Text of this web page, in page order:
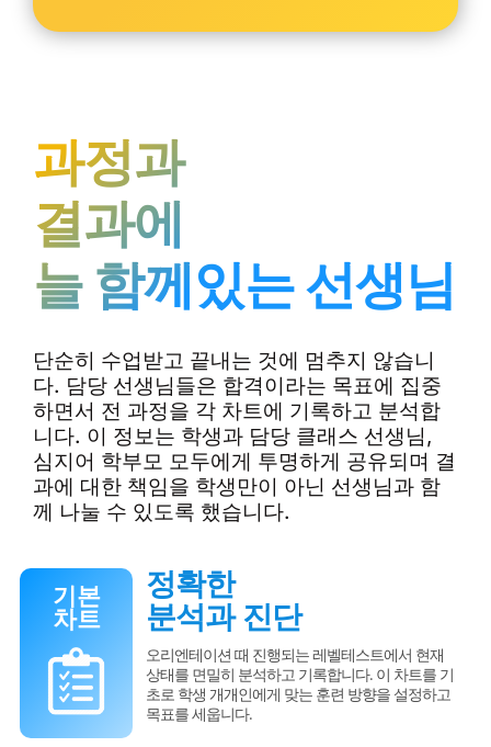
과정과
결과에
늘 함께있는 선생님
단순히 수업받고 끝내는 것에 멈추지 않습니
다. 담당 선생님들은 합격이라는 목표에 집중
하면서 전 과정을 각 차트에 기록하고 분석합
니다. 이 정보는 학생과 담당 클래스 선생님,
심지어 학부모 모두에게 투명하게 공유되며 결
과에 대한 책임을 학생만이 아닌 선생님과 함
께 나눌 수 있도록 했습니다.
기본
차트
정확한
분석과 진단
오리엔테이션 때 진행되는 레벨테스트에서 현재
상태를 면밀히 분석하고 기록합니다. 이 차트를 기
초로 학생 개개인에게 맞는 훈련 방향을 설정하고
목표를 세웁니다.